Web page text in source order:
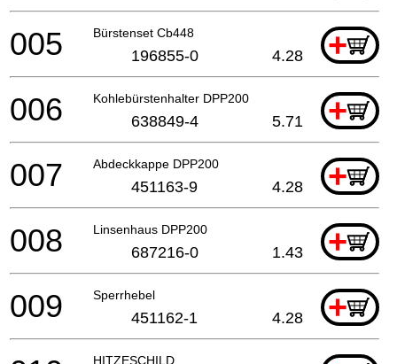
Bürstenset Cb448 +
005 196855-0 4.28
Kohlebürstenhalter DPP200 +
006 638849-4 5.71
Abdeckkappe DPP200 +
007 451163-9 4.28
Linsenhaus DPP200 +
008 687216-0 1.43
Sperrhebel +
009 451162-1 4.28
HITZESCHILD